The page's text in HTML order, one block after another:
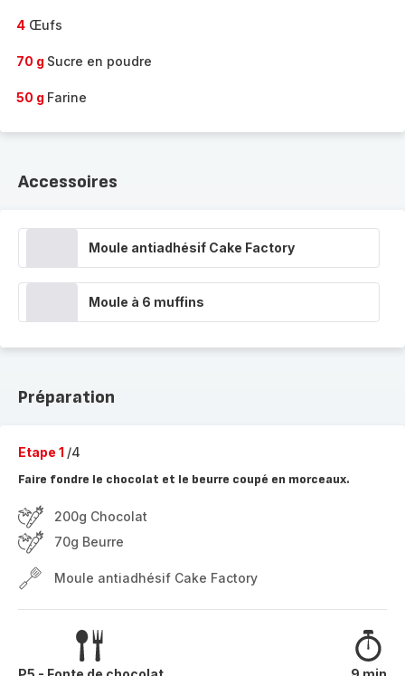
4 Œufs
70 g Sucre en poudre
50 g Farine
Accessoires
Moule antiadhésif Cake Factory
Moule à 6 muffins
Préparation
Etape 1 /4
Faire fondre le chocolat et le beurre coupé en morceaux.
200g Chocolat
70g Beurre
Moule antiadhésif Cake Factory